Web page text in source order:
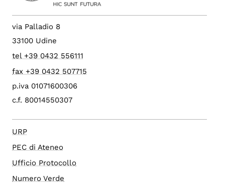
via Palladio 8
33100 Udine
tel +39 0432 556111
fax +39 0432 507715
p.iva 01071600306
c.f. 80014550307
URP
PEC di Ateneo
Ufficio Protocollo
Numero Verde